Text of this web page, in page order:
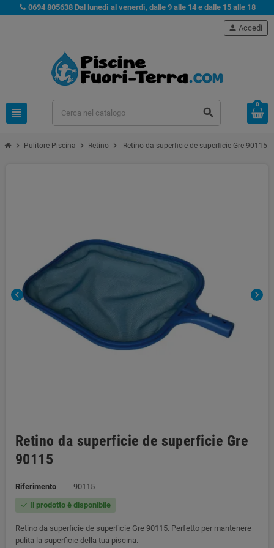
0694 805638 Dal lunedì al venerdì, dalle 9 alle 14 e dalle 15 alle 18
view_headline search
person Accedi
0
chevron_right Pulitore Piscina chevron_right Retino chevron_right Retino da superficie de superficie Gre 90115
chevron_left chevron_right
Retino da superficie de superficie Gre
90115
Riferimento 90115
check Il prodotto è disponibile
Retino da superficie de superficie Gre 90115. Perfetto per mantenere
pulita la superficie della tua piscina.